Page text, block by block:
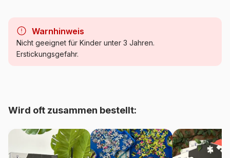
Kategorie Puzzle - Schlösser und Paläste
Artikelnummer Castorland-222230
EAN 5904438222230
Warnhinweis
Nicht geeignet für Kinder unter 3 Jahren.
Erstickungsgefahr.
Wird oft zusammen bestellt: